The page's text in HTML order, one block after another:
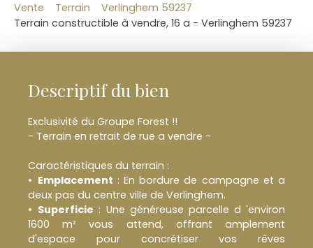
Vente Terrain
Verlinghem 59237
Terrain constructible à vendre, 16 a - Verlinghem 59237
Descriptif du bien
Exclusivité du Groupe Forest !!
- Terrain en retrait de rue a vendre -
Caractéristiques du terrain :
Emplacement : En bordure de campagne et a
deux pas du centre ville de Verlinghem.
Superficie : Une généreuse parcelle d 'environ
1600 m² vous attend, offrant amplement
d'espace pour concrétiser vos rêves